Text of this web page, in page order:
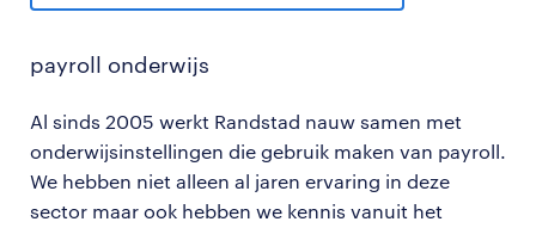
payroll onderwijs
Al sinds 2005 werkt Randstad nauw samen met
onderwijsinstellingen die gebruik maken van payroll.
We hebben niet alleen al jaren ervaring in deze
sector maar ook hebben we kennis vanuit het